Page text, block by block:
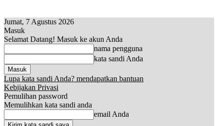
Jumat, 7 Agustus 2026
Masuk
Selamat Datang! Masuk ke akun Anda
nama pengguna
kata sandi Anda
Lupa kata sandi Anda? mendapatkan bantuan
Kebijakan Privasi
Pemulihan password
Memulihkan kata sandi anda
email Anda